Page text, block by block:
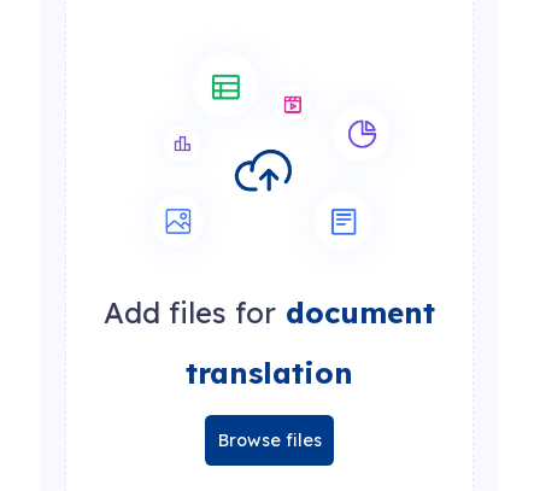
Add files for document
translation
Browse files